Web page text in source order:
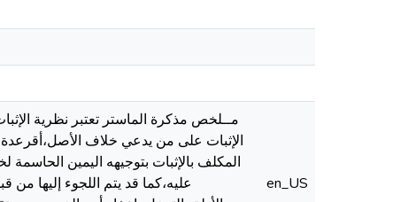
مــلخص مذكرة الماستر تعتبر نظرية
الإثبات على من يدعي خلاف الأصل،أقرعدة
المكلف بالإثبات بتوجيهه اليمين
عليه،كما قد يتم اللجوء إليها
en_US